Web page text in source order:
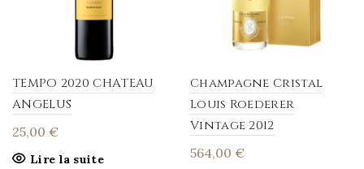
TEMPO 2020 CHATEAU
ANGELUS
25,00 €
Lire la suite
Champagne Cristal
Louis Roederer
Vintage 2012
564,00 €